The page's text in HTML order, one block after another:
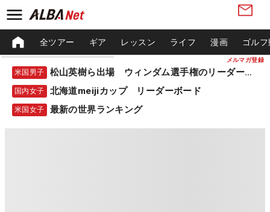
メルマガ登録
全ツアー ギア レッスン ライフ 漫画 ゴル
米国男子 松山英樹ら出場 ウィンダム選手権のリーダーボード
国内女子 北海道meijiカップ リーダーボード
米国女子 最新の世界ランキング